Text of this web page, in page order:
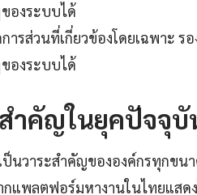
องระบบได้
รส่วนที่เกี่ยวข้องโดยเฉพาะ ร
องระบบได้
ำคัญในยุคปัจจุบั
นวาระสำคัญขององค์กรทุกขน
แพลตฟอร์มหางานในไทยแสด